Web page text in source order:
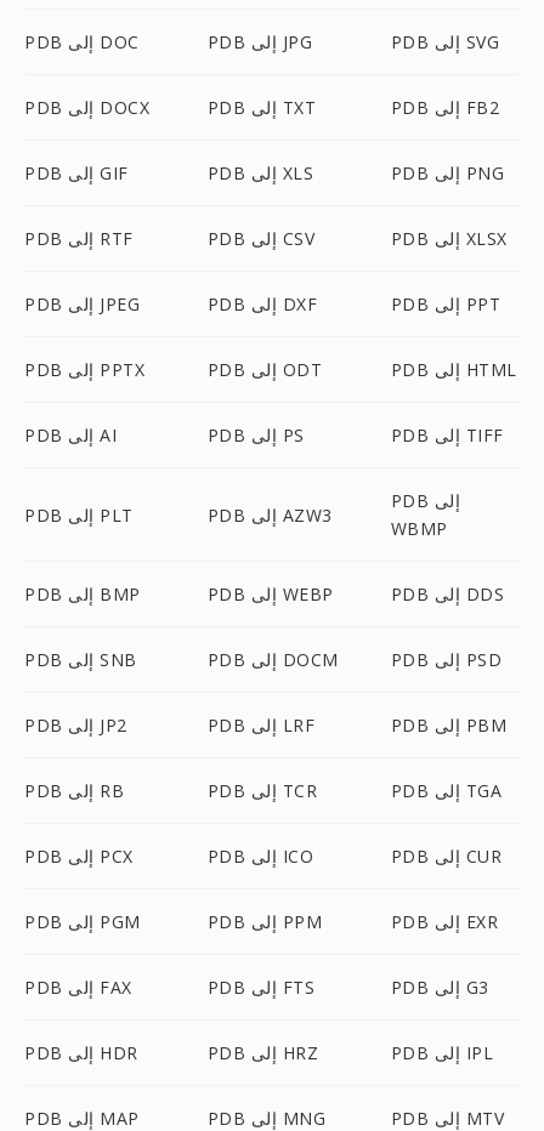
PDB إلى DOC PDB إلى JPG PDB إلى SVG
PDB إلى DOCX PDB إلى TXT PDB إلى FB2
PDB إلى GIF PDB إلى XLS PDB إلى PNG
PDB إلى RTF PDB إلى CSV PDB إلى XLSX
PDB إلى JPEG PDB إلى DXF PDB إلى PPT
PDB إلى PPTX PDB إلى ODT PDB إلى HTML
PDB إلى AI PDB إلى PS PDB إلى TIFF
PDB إلى PLT PDB إلى AZW3
PDB إلى
WBMP
PDB إلى BMP PDB إلى WEBP PDB إلى DDS
PDB إلى SNB PDB إلى DOCM PDB إلى PSD
PDB إلى JP2 PDB إلى LRF PDB إلى PBM
PDB إلى RB PDB إلى TCR PDB إلى TGA
PDB إلى PCX PDB إلى ICO PDB إلى CUR
PDB إلى PGM PDB إلى PPM PDB إلى EXR
PDB إلى FAX PDB إلى FTS PDB إلى G3
PDB إلى HDR PDB إلى HRZ PDB إلى IPL
PDB إلى MAP PDB إلى MNG PDB إلى MTV